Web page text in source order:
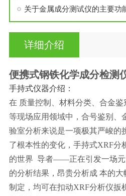
详细介绍
便携式钢铁化学成分检测
手持式仪器介绍：
在 质量控制、材料分类、合金
等现场应用领域中，合号鉴别、
验室分析来说是一项极其严峻的
了根本性的变化，手持式XRF
的世界 导者——正在引发一场元
的分析结果，昂贵分析成 本的
制定，均可在扣动XRF分析仪扳